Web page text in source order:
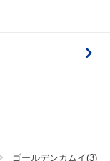
ゴールデンカムイ(3)